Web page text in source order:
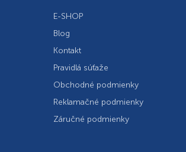
E-SHOP
Blog
Kontakt
Pravidlá súťaže
Obchodné podmienky
Reklamačné podmienky
Záručné podmienky